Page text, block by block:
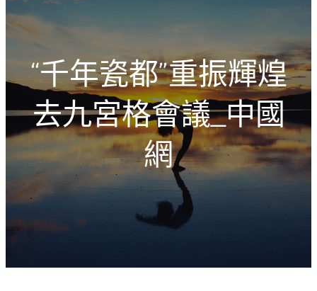
“千年瓷都”重振輝煌
去九宮格會議_中國
網